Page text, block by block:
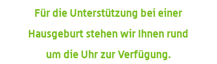
Für die Unterstützung bei einer
Hausgeburt stehen wir Ihnen rund
um die Uhr zur Verfügung.